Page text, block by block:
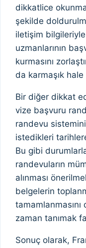
dikkatlice
şekilde
iletişim
uzmanlarının
kurmasını
da karmaşık
Bir diğer dikkat
vize başvuru
randevu
istedikleri
Bu gibi
randevuların
alınması
belgelerin
zaman tanımak
Sonuç olarak,